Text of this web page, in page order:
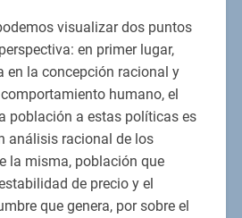
visualizar dos puntos
en primer lugar,
en la concepción racional y
humano, el
población a estas políticas es
análisis racional de los
la misma, población que
de precio y el
que genera, por sobre el